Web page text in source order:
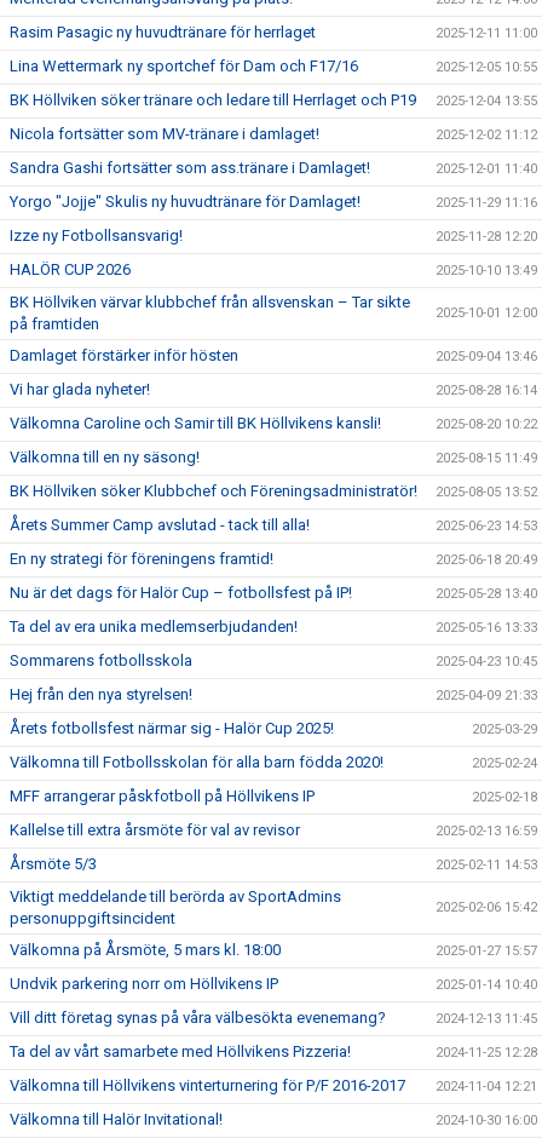
Rasim Pasagic ny huvudtränare för herrlaget 2025-12-11 11:00
Lina Wettermark ny sportchef för Dam och F17/16 2025-12-05 10:55
BK Höllviken söker tränare och ledare till Herrlaget och P19 2025-12-04 13:55
Nicola fortsätter som MV-tränare i damlaget! 2025-12-02 11:12
Sandra Gashi fortsätter som ass.tränare i Damlaget! 2025-12-01 11:40
Yorgo "Jojje" Skulis ny huvudtränare för Damlaget! 2025-11-29 11:16
Izze ny Fotbollsansvarig! 2025-11-28 12:20
HALÖR CUP 2026 2025-10-10 13:49
BK Höllviken värvar klubbchef från allsvenskan – Tar sikte
på framtiden
2025-10-01 12:00
Damlaget förstärker inför hösten 2025-09-04 13:46
Vi har glada nyheter! 2025-08-28 16:14
Välkomna Caroline och Samir till BK Höllvikens kansli! 2025-08-20 10:22
Välkomna till en ny säsong! 2025-08-15 11:49
BK Höllviken söker Klubbchef och Föreningsadministratör! 2025-08-05 13:52
Årets Summer Camp avslutad - tack till alla! 2025-06-23 14:53
En ny strategi för föreningens framtid! 2025-06-18 20:49
Nu är det dags för Halör Cup – fotbollsfest på IP! 2025-05-28 13:40
Ta del av era unika medlemserbjudanden! 2025-05-16 13:33
Sommarens fotbollsskola 2025-04-23 10:45
Hej från den nya styrelsen! 2025-04-09 21:33
Årets fotbollsfest närmar sig - Halör Cup 2025! 2025-03-29
Välkomna till Fotbollsskolan för alla barn födda 2020! 2025-02-24
MFF arrangerar påskfotboll på Höllvikens IP 2025-02-18
Kallelse till extra årsmöte för val av revisor 2025-02-13 16:59
Årsmöte 5/3 2025-02-11 14:53
Viktigt meddelande till berörda av SportAdmins
personuppgiftsincident
2025-02-06 15:42
Välkomna på Årsmöte, 5 mars kl. 18:00 2025-01-27 15:57
Undvik parkering norr om Höllvikens IP 2025-01-14 10:40
Vill ditt företag synas på våra välbesökta evenemang? 2024-12-13 11:45
Ta del av vårt samarbete med Höllvikens Pizzeria! 2024-11-25 12:28
Välkomna till Höllvikens vinterturnering för P/F 2016-2017 2024-11-04 12:21
Välkomna till Halör Invitational! 2024-10-30 16:00